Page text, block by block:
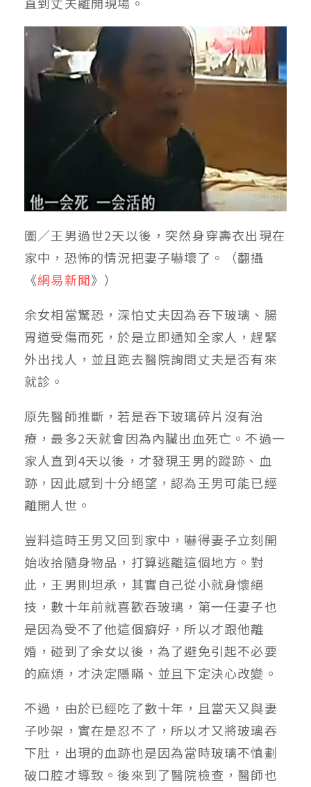
圖／王男過世2天以後，突然身穿壽衣出現在
家中，恐怖的情況把妻子嚇壞了。（翻攝
《網易新聞》）
余女相當驚恐，深怕丈夫因為吞下玻璃、腸
胃道受傷而死，於是立即通知全家人，趕緊
外出找人，並且跑去醫院詢問丈夫是否有來
就診。
原先醫師推斷，若是吞下玻璃碎片沒有治
療，最多2天就會因為內臟出血死亡。不過一
家人直到4天以後，才發現王男的蹤跡、血
跡，因此感到十分絕望，認為王男可能已經
離開人世。
豈料這時王男又回到家中，嚇得妻子立刻開
始收拾隨身物品，打算逃離這個地方。對
此，王男則坦承，其實自己從小就身懷絕
技，數十年前就喜歡吞玻璃，第一任妻子也
是因為受不了他這個癖好，所以才跟他離
婚，碰到了余女以後，為了避免引起不必要
的麻煩，才決定隱瞞、並且下定決心改變。
不過，由於已經吃了數十年，且當天又與妻
子吵架，實在是忍不了，所以才又將玻璃吞
下肚，出現的血跡也是因為當時玻璃不慎劃
破口腔才導致。後來到了醫院檢查，醫師也